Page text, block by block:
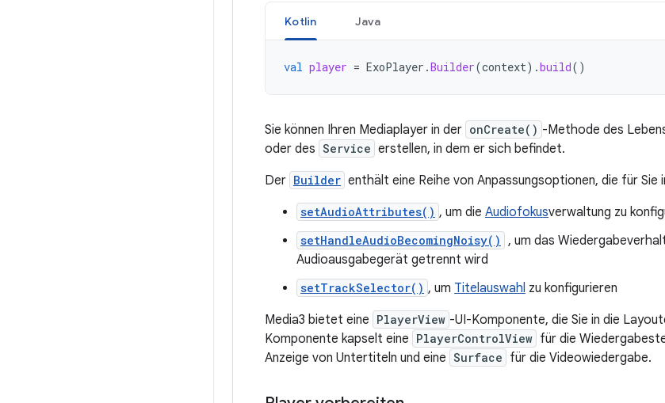
Kotlin Java
val player = ExoPlayer .Builder(context).build()
Sie können Ihren Mediaplayer in der onCreate() -Methode des
oder des Service erstellen, in dem er sich befindet.
Der Builder enthält eine Reihe von Anpassungsoptionen, die für Sie
setAudioAttributes() , um die Audiofokusverwaltung zu
setHandleAudioBecomingNoisy() , um das
Audioausgabegerät getrennt wird
setTrackSelector() , um Titelauswahl zu konfigurieren
Media3 bietet eine PlayerView -UI-Komponente, die Sie in die
Komponente kapselt eine PlayerControlView für die
Anzeige von Untertiteln und eine Surface für die Videowiedergabe.